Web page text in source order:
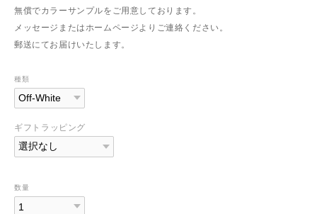
無償でカラーサンプルをご用意しております。
メッセージまたはホームページよりご連絡ください。
郵送にてお届けいたします。
種類
ギフトラッピング
数量